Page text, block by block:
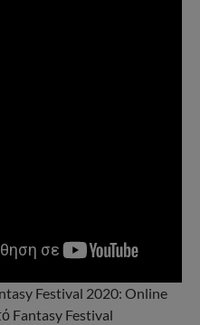
Festival 2020: Online
Fantasy Festival